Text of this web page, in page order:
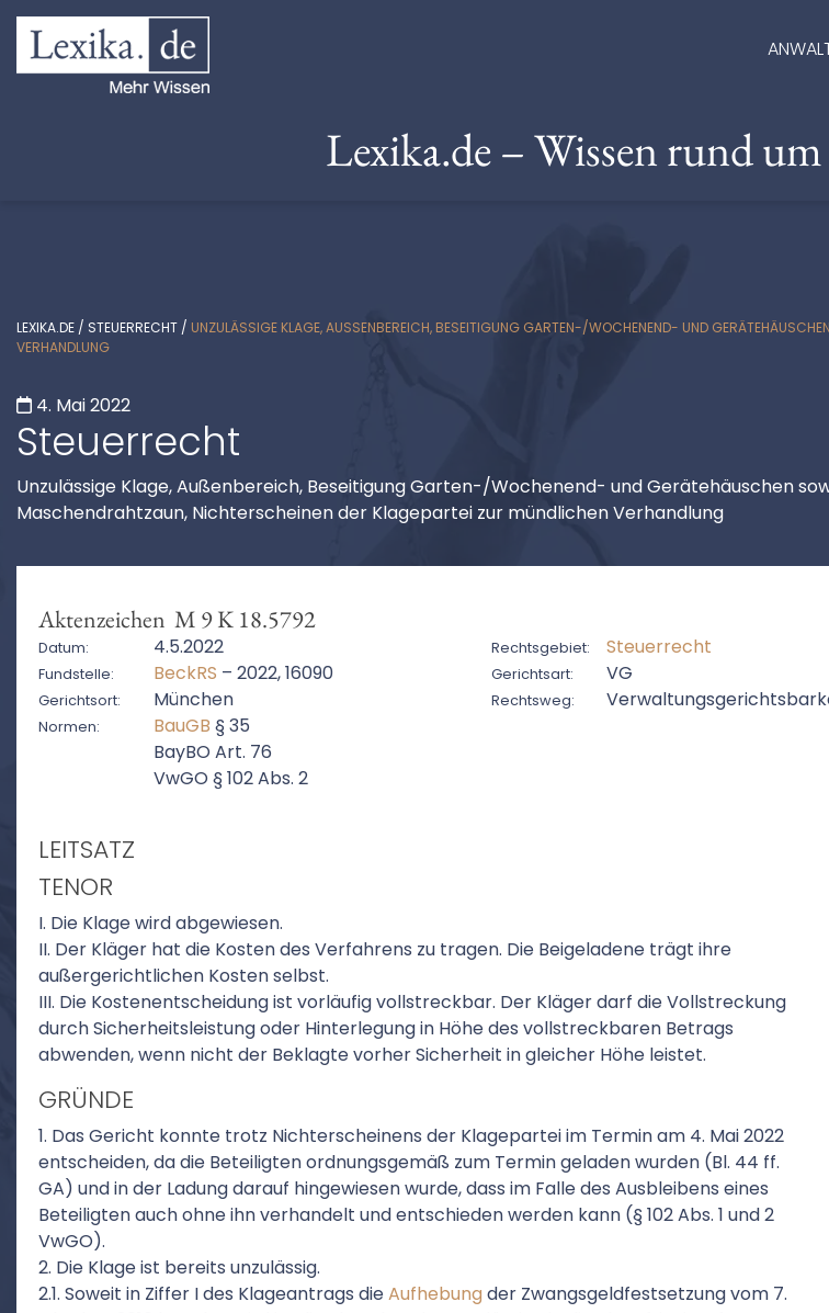
Lexika.de – Wissen rund
LEXIKA.DE / STEUERRECHT / UNZULÄSSIGE KLAGE, AUSSENBEREICH, BESEITIGUNG GARTEN-/WOCHENEND- UND
ERHANDLUNG
4. Mai 2022
Steuerrecht
Unzulässige Klage, Außenbereich, Beseitigung Garten-/Wochenend- und Gerätehäuschen
Maschendrahtzaun, Nichterscheinen der Klagepartei zur mündlichen Verhandlung
Aktenzeichen M 9 K 18.5792
Datum: 4.5.2022 Rechtsgebiet: Steuerrecht
Fundstelle: BeckRS – 2022, 16090 Gerichtsart: VG
Gerichtsort: München Rechtsweg:
Normen: BauGB § 35
BayBO Art. 76
VwGO § 102 Abs. 2
LEITSATZ
TENOR
I. Die Klage wird abgewiesen.
II. Der Kläger hat die Kosten des Verfahrens zu tragen. Die Beigeladene trägt ihre
außergerichtlichen Kosten selbst.
III. Die Kostenentscheidung ist vorläufig vollstreckbar. Der Kläger darf die Vollstreckung
durch Sicherheitsleistung oder Hinterlegung in Höhe des vollstreckbaren Betrags
abwenden, wenn nicht der Beklagte vorher Sicherheit in gleicher Höhe leistet.
GRÜNDE
1. Das Gericht konnte trotz Nichterscheinens der Klagepartei im Termin am 4. Mai 2022
entscheiden, da die Beteiligten ordnungsgemäß zum Termin geladen wurden (Bl. 44 ff.
GA) und in der Ladung darauf hingewiesen wurde, dass im Falle des Ausbleibens eines
Beteiligten auch ohne ihn verhandelt und entschieden werden kann (§ 102 Abs. 1 und 2
VwGO).
2. Die Klage ist bereits unzulässig.
2.1. Soweit in Ziffer I des Klageantrags dieAufhebung der Zwangsgeldfestsetzung vom 7.